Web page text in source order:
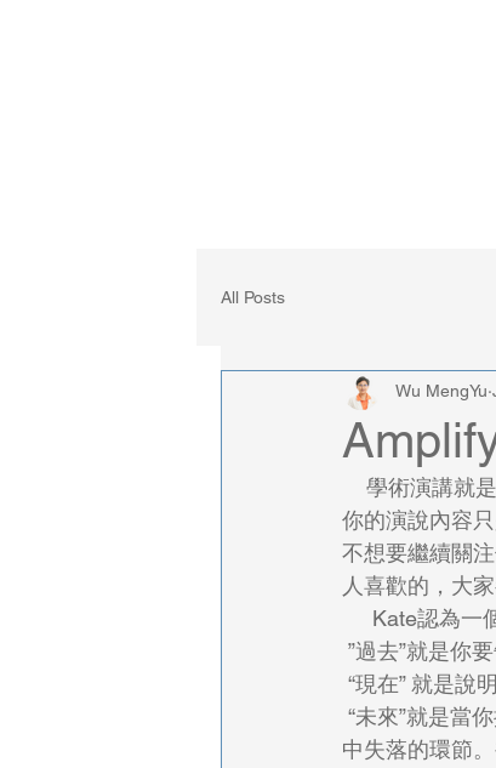
All Posts
Wu MengYu
你的演說內容
不想要繼續關
人喜歡的，大
Kate認
”過去”就是你
“現在” 就是說
中失落的環節